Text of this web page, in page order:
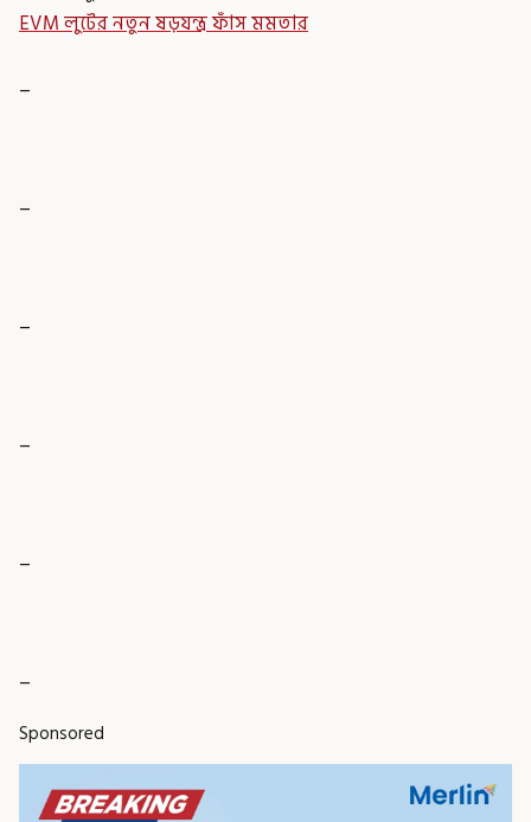
EVM লুটের নতুন ষড়যন্ত্র ফাঁস মমতার
_
_
_
_
_
_
Sponsored